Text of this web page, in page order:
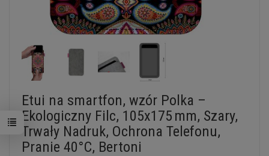
Etui na smartfon, wzór Polka –
Ekologiczny Filc, 105x175 mm, Szary,
Trwały Nadruk, Ochrona Telefonu,
Pranie 40°C, Bertoni